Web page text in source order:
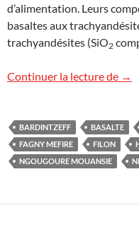
d’alimentation. Leurs
basaltes aux
trachyandésites (SiO2
Continuer la lecture de →
BARDINTZEFF BASALTE
FAGNY MEFIRE
FILON
NGOUGOURE MOUANSIE